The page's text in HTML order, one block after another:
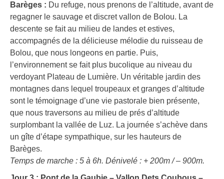
Barèges : Du refuge, nous prenons de l’altitude, avant de
regagner le sauvage et discret vallon de Bolou. La
descente se fait au milieu de landes et estives,
accompagnés de la délicieuse mélodie du ruisseau de
Bolou, que nous longeons en partie. Puis,
l’environnement se fait plus bucolique au niveau du
verdoyant Plateau de Lumière. Un véritable jardin des
montagnes dans lequel troupeaux et granges d’altitude
sont le témoignage d’une vie pastorale bien présente,
que nous traversons au milieu de prés d’altitude
surplombant la vallée de Luz. La journée s’achève dans
un gîte d’étape sympathique, sur les hauteurs de
Barèges.
Temps de marche : 5 à 6h. Dénivelé : + 200m / – 900m.